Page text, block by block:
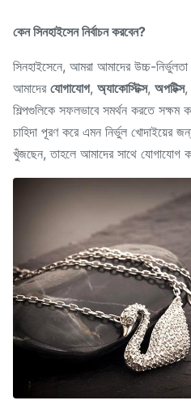
কেন সিনহাইসেন নির্বাচন করবেন?
সিনহাইসেনে, আমরা আমাদের উচ্চ-
আমাদের যোগাযোগ, অ্যাকোস্টিক্স, অপটিক্স,
শিল্পগুলিকে সফলভাবে সমর্থন করতে
চাহিদা পূরণ করে এমন নির্ভুল খোদাইয়ের
খুঁজছেন, তাহলে আমাদের সাথে যোগাযোগ